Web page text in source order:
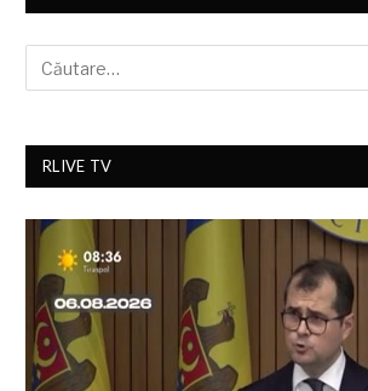
RLIVE TV